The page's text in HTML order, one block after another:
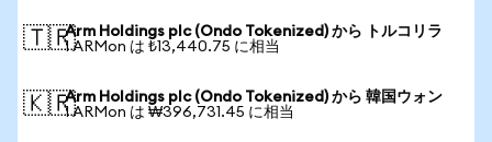
🇹🇷Arm Holdings plc (Ondo Tokenized) から トルコリラ
1 ARMon は ₺13,440.75 に相当
🇰🇷Arm Holdings plc (Ondo Tokenized) から 韓国ウォン
1 ARMon は ₩396,731.45 に相当